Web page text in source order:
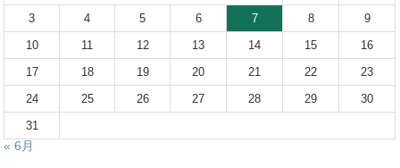
3
4 5 6 7 8
9
10
11 12 13 14 15
16
17
18 19 20 21 22
23
24
25 26 27 28 29
30
31
« 6月